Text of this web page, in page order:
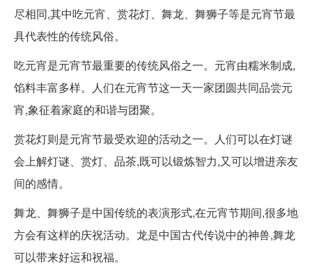
尽相同,其中吃元宵、赏花灯、舞龙、舞狮子等是元宵节最
具代表性的传统风俗。
吃元宵是元宵节最重要的传统风俗之一。元宵由糯米制成,
馅料丰富多样。人们在元宵节这一天一家团圆共同品尝元
宵,象征着家庭的和谐与团聚。
赏花灯则是元宵节最受欢迎的活动之一。人们可以在灯谜
会上解灯谜、赏灯、品茶,既可以锻炼智力,又可以增进亲友
间的感情。
舞龙、舞狮子是中国传统的表演形式,在元宵节期间,很多地
方会有这样的庆祝活动。龙是中国古代传说中的神兽,舞龙
可以带来好运和祝福。